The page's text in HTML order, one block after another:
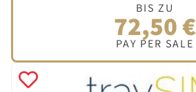
BIS ZU
72,50 €
PAY PER SALE